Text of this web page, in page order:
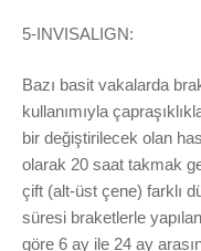
5-INVISALIGN:
Bazı basit vakalarda
kullanımıyla
bir değiştirilecek olan
olarak 20 saat takmak
çift (alt-üst çene) farklı
süresi braketlerle
göre 6 ay ile 24 ay